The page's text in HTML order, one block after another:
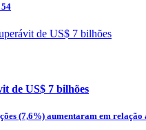
54
de US$ 7 bilhões
(7,6%) aumentaram em relação